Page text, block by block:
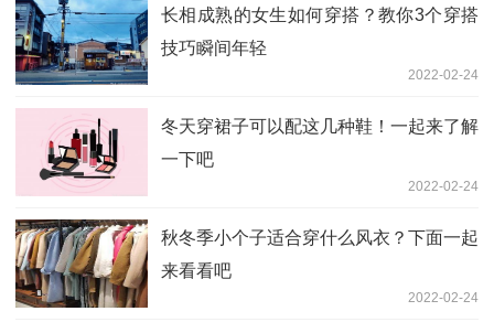
长相成熟的女生如何穿搭？教你3个穿搭
技巧瞬间年轻
2022-02-24
冬天穿裙子可以配这几种鞋！一起来了解
一下吧
2022-02-24
秋冬季小个子适合穿什么风衣？下面一起
来看看吧
2022-02-24